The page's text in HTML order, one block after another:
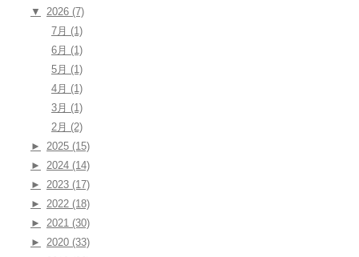
▼
2026 (7)
7月 (1)
6月 (1)
5月 (1)
4月 (1)
3月 (1)
2月 (2)
►
2025 (15)
►
2024 (14)
►
2023 (17)
►
2022 (18)
►
2021 (30)
►
2020 (33)